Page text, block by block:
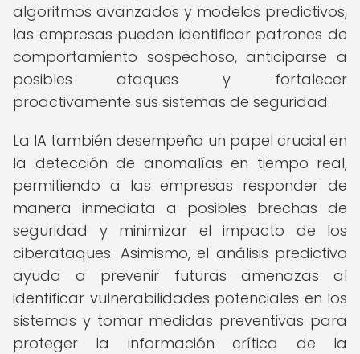
algoritmos avanzados y modelos predictivos,
las empresas pueden identificar patrones de
comportamiento sospechoso, anticiparse a
posibles ataques y fortalecer
proactivamente sus sistemas de seguridad.
La IA también desempeña un papel crucial en
la detección de anomalías en tiempo real,
permitiendo a las empresas responder de
manera inmediata a posibles brechas de
seguridad y minimizar el impacto de los
ciberataques. Asimismo, el análisis predictivo
ayuda a prevenir futuras amenazas al
identificar vulnerabilidades potenciales en los
sistemas y tomar medidas preventivas para
proteger la información crítica de la